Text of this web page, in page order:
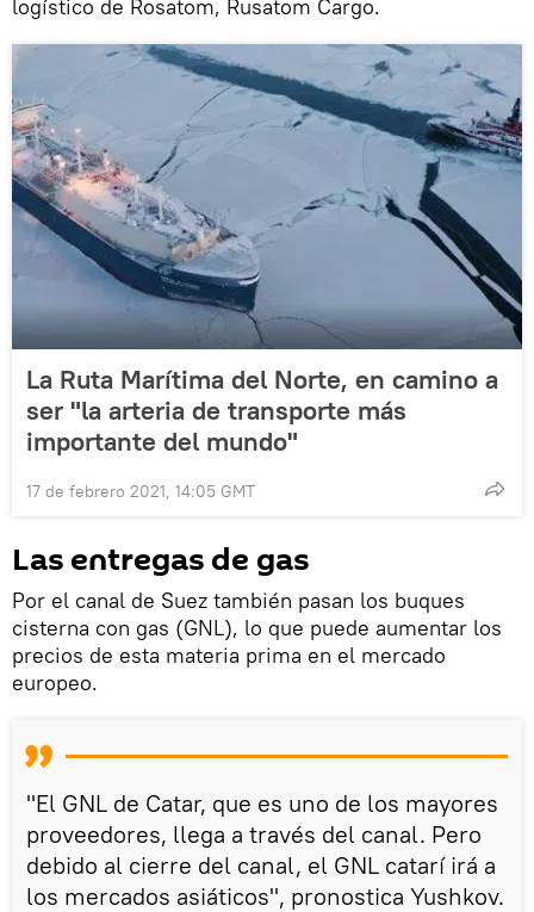
logístico de Rosatom, Rusatom Cargo.
La Ruta Marítima del Norte, en camino a
ser "la arteria de transporte más
importante del mundo"
17 de febrero 2021, 14:05 GMT
Las entregas de gas
Por el canal de Suez también pasan los buques
cisterna con gas (GNL), lo que puede aumentar los
precios de esta materia prima en el mercado
europeo.
"El GNL de Catar, que es uno de los mayores
proveedores, llega a través del canal. Pero
debido al cierre del canal, el GNL catarí irá a
los mercados asiáticos", pronostica Yushkov.